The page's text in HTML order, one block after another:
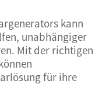
kann
unabhängiger
Mit der richtigen
für ihre